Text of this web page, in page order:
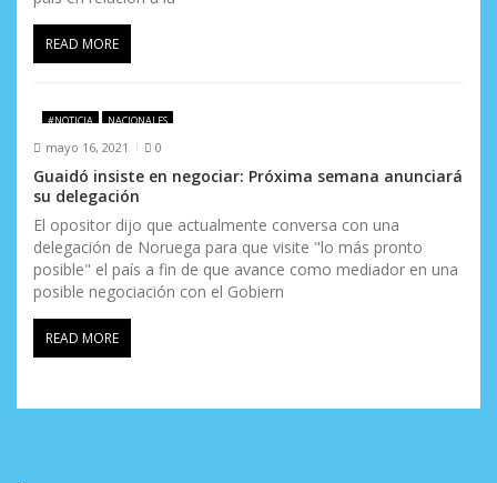
READ MORE
#NOTICIA NACIONALES
mayo 16, 2021 0
Guaidó insiste en negociar: Próxima semana anunciará
su delegación
El opositor dijo que actualmente conversa con una
delegación de Noruega para que visite "lo más pronto
posible" el país a fin de que avance como mediador en una
posible negociación con el Gobiern
READ MORE